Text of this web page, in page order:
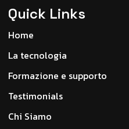
Quick Links
Home
La tecnologia
Formazione e supporto
Testimonials
Chi Siamo